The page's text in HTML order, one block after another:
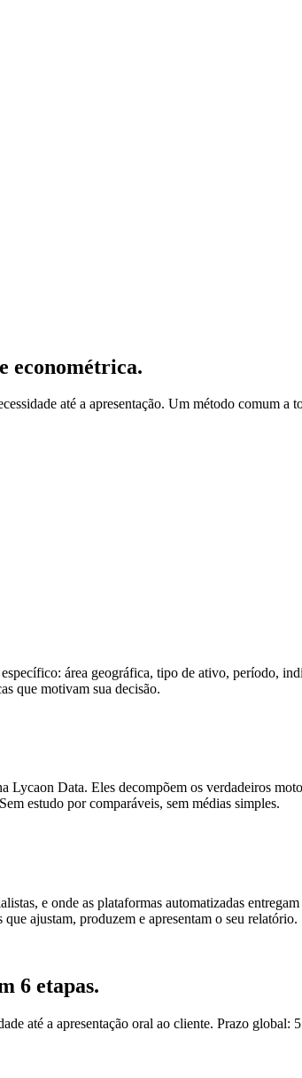
econométrica.
até a apresentação. Um método comum a
área geográfica, tipo de ativo, período,
que motivam sua decisão.
Lycaon Data. Eles decompõem os verdadeiros
estudo por comparáveis, sem médias simples.
e onde as plataformas automatizadas
ajustam, produzem e apresentam o seu relatório.
6 etapas.
até a apresentação oral ao cliente. Prazo